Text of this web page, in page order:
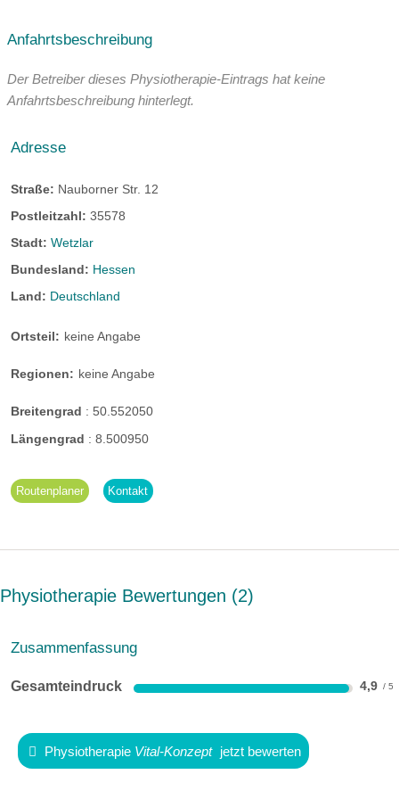
Anfahrtsbeschreibung
Der Betreiber dieses Physiotherapie-Eintrags hat keine
Anfahrtsbeschreibung hinterlegt.
Adresse
Straße: Nauborner Str. 12
Postleitzahl: 35578
Stadt: Wetzlar
Bundesland: Hessen
Land: Deutschland
Ortsteil: keine Angabe
Regionen: keine Angabe
Breitengrad : 50.552050
Längengrad : 8.500950
Routenplaner Kontakt
Physiotherapie Bewertungen 2
Zusammenfassung
Gesamteindruck 4,9
Physiotherapie Vital-Konzept jetzt bewerten